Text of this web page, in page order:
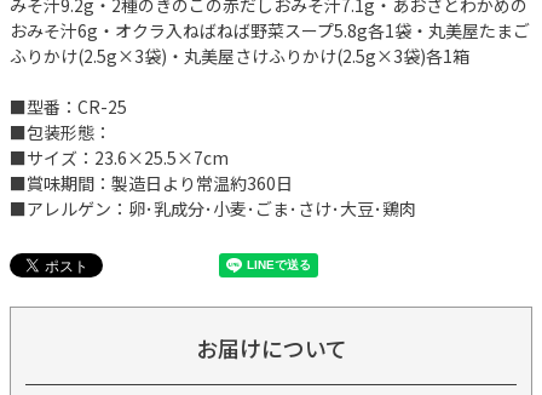
おみそ汁6g・オクラ入ねばねば野菜スープ5.8g各1袋・丸美屋たまご
ふりかけ(2.5g×3袋)・丸美屋さけふりかけ(2.5g×3袋)各1箱
■型番：CR-25
■包装形態：
■サイズ：23.6×25.5×7cm
■賞味期間：製造日より常温約360日
■アレルゲン：卵･乳成分･小麦･ごま･さけ･大豆･鶏肉
お届けについて